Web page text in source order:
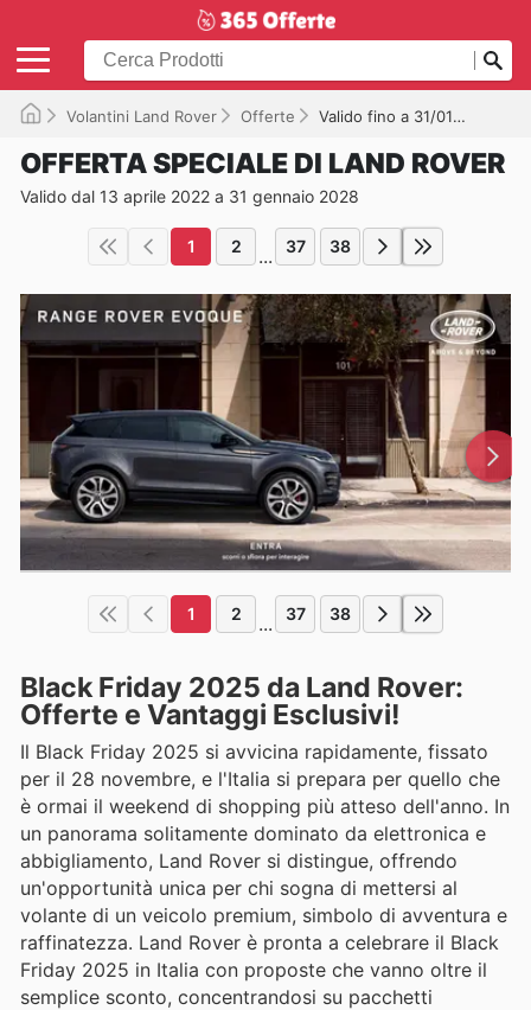
Volantini Land Rover Offerte Valido fino a 31/01/2028
OFFERTA SPECIALE DI LAND ROVER
Valido dal 13 aprile 2022 a 31 gennaio 2028
1 2 ... 37 38
1 2 ... 37 38
Black Friday 2025 da Land Rover:
Offerte e Vantaggi Esclusivi!
Il Black Friday 2025 si avvicina rapidamente, fissato
per il 28 novembre, e l'Italia si prepara per quello che
è ormai il weekend di shopping più atteso dell'anno. In
un panorama solitamente dominato da elettronica e
abbigliamento, Land Rover si distingue, offrendo
un'opportunità unica per chi sogna di mettersi al
volante di un veicolo premium, simbolo di avventura e
raffinatezza. Land Rover è pronta a celebrare il Black
Friday 2025 in Italia con proposte che vanno oltre il
semplice sconto, concentrandosi su pacchetti